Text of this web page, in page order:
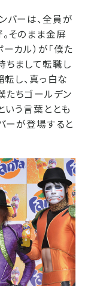
バーは、全員が
そのまま金屏
カル）が「僕た
ちまして転職し
転し、真っ白な
たちゴールデン
いう言葉ととも
ーが登場すると